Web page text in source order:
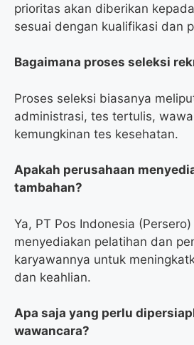
prioritas akan diberikan
sesuai dengan kualifikasi dan
Bagaimana proses seleksi
Proses seleksi biasanya
administrasi, tes tertulis,
kemungkinan tes kesehatan.
Apakah perusahaan
tambahan?
Ya, PT Pos Indonesia
menyediakan pelatihan dan
karyawannya untuk
dan keahlian.
Apa saja yang perlu
wawancara?